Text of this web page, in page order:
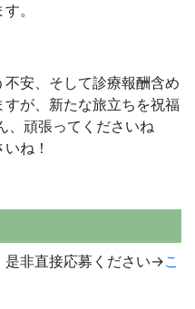
。
安、そして診療報酬含め
が、新たな旅立ちを祝福
、頑張ってくださいね
ね！
是非直接応募ください→こ